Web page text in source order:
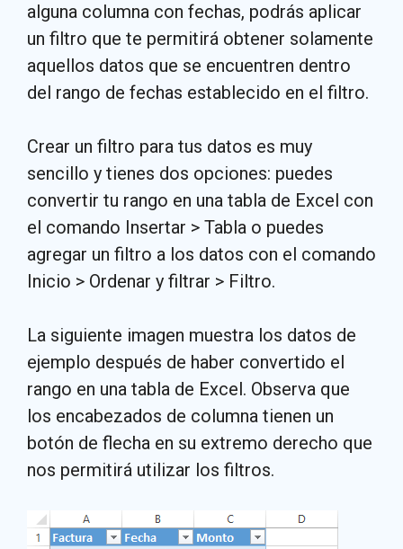
alguna columna con fechas, podrás aplicar
un filtro que te permitirá obtener solamente
aquellos datos que se encuentren dentro
del rango de fechas establecido en el filtro.
Crear un filtro para tus datos es muy
sencillo y tienes dos opciones: puedes
convertir tu rango en una tabla de Excel con
el comando Insertar > Tabla o puedes
agregar un filtro a los datos con el comando
Inicio > Ordenar y filtrar > Filtro.
La siguiente imagen muestra los datos de
ejemplo después de haber convertido el
rango en una tabla de Excel. Observa que
los encabezados de columna tienen un
botón de flecha en su extremo derecho que
nos permitirá utilizar los filtros.